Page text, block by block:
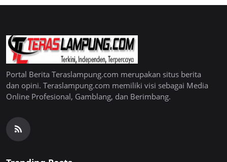
Portal Berita Teraslampung.com merupakan situs berita
dan opini. Teraslampung.com memiliki visi sebagai Media
Online Profesional, Gamblang, dan Berimbang.